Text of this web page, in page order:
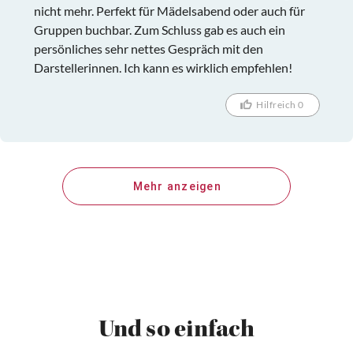
nicht mehr. Perfekt für Mädelsabend oder auch für
Gruppen buchbar. Zum Schluss gab es auch ein
persönliches sehr nettes Gespräch mit den
Darstellerinnen. Ich kann es wirklich empfehlen!
Hilfreich 0
Mehr anzeigen
Und so einfach